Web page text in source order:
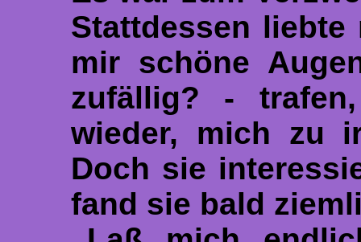
Stattdessen
mir schöne
zufällig? -
wieder, mich zu
Doch sie
fand sie bald